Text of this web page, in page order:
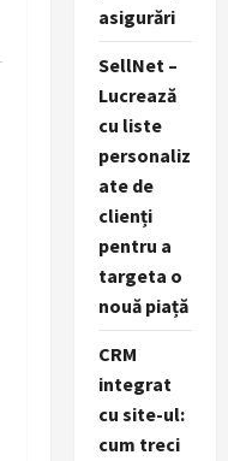
asigurări
SellNet –
Lucrează
cu liste
personaliz
ate de
clienți
pentru a
targeta o
nouă piață
CRM
integrat
cu site-ul:
cum treci